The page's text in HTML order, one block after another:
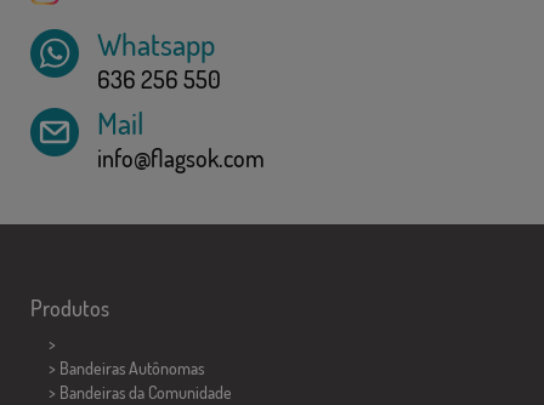
Whatsapp
636 256 550
Mail
info@flagsok.com
Produtos
>
> Bandeiras Autônomas
> Bandeiras da Comunidade